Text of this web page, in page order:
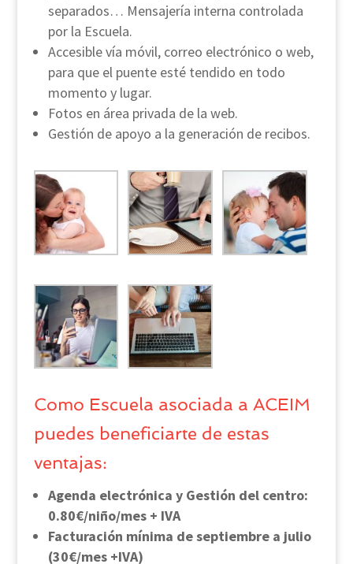
separados… Mensajería interna controlada
por la Escuela.
Accesible vía móvil, correo electrónico o web,
para que el puente esté tendido en todo
momento y lugar.
Fotos en área privada de la web.
Gestión de apoyo a la generación de recibos.
Como Escuela asociada a ACEIM
puedes beneficiarte de estas
ventajas:
Agenda electrónica y Gestión del centro:
0.80€/niño/mes + IVA
Facturación mínima de septiembre a julio
(30€/mes +IVA)